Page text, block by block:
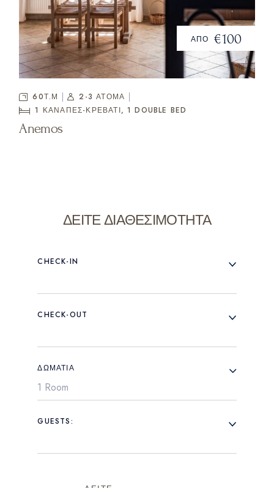
ΑΠΟ €100
60Τ.Μ
2-3 ΑΤΟΜΑ
1 ΚΑΝΑΠΈΣ-ΚΡΕΒΆΤΙ, 1 DOUBLE BED
Anemos
ΔΕΙΤΕ ΔΙΑΘΕΣΙΜΟΤΗΤΑ
CHECK-IN
CHECK-OUT
ΔΩΜΆΤΙΑ
1 Room
GUESTS: